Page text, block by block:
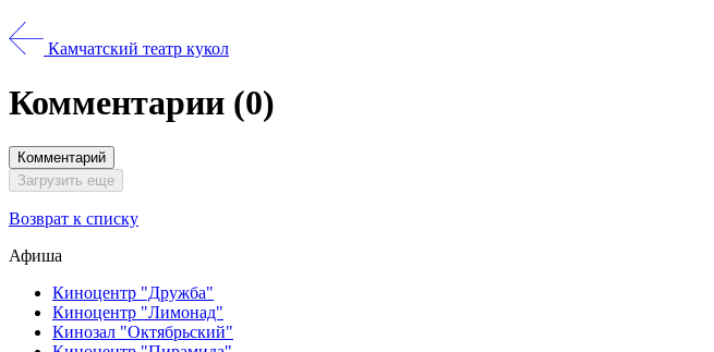
Камчатский театр кукол
Комментарии (0)
Комментарий
Загрузить еще
Возврат к списку
Афиша
Киноцентр "Дружба"
Киноцентр "Лимонад"
Кинозал "Октябрьский"